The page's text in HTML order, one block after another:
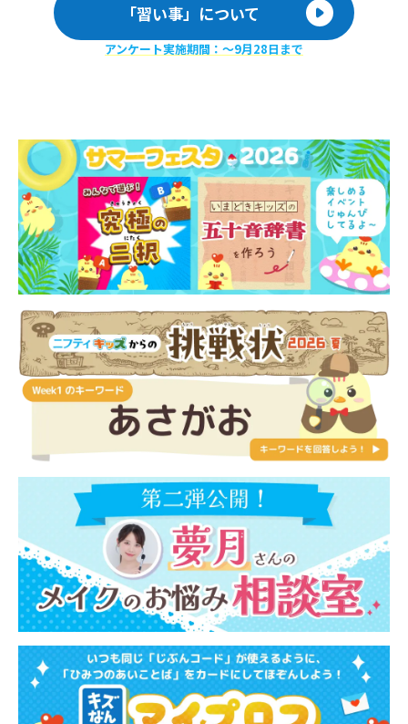
「習い事」について
アンケート実施期間：〜9月28日まで